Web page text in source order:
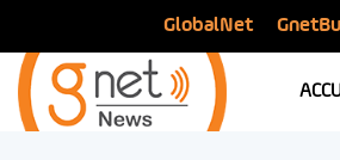
GlobalNet